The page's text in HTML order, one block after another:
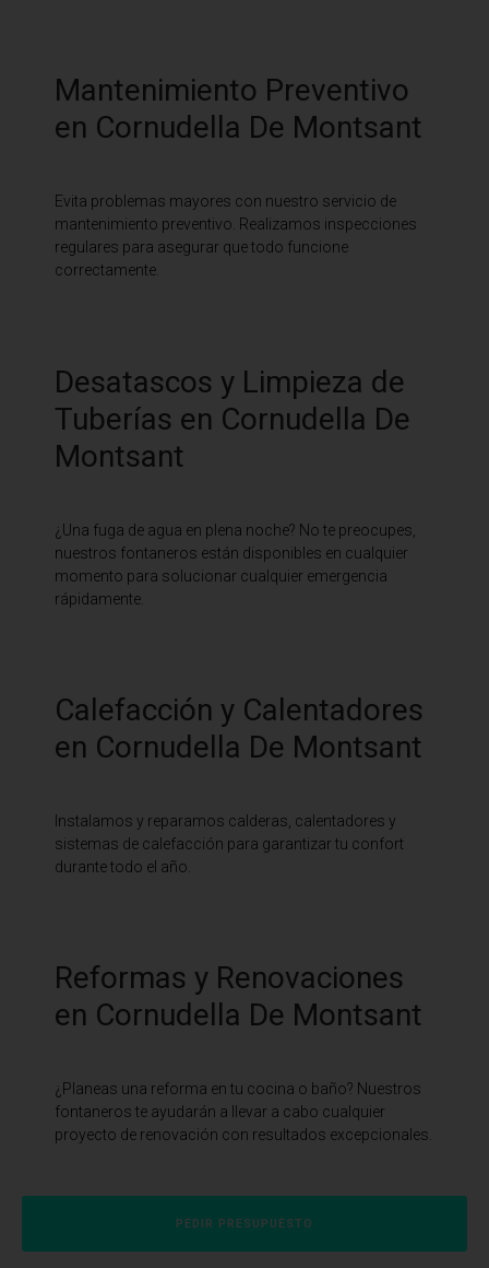
Mantenimiento Preventivo
en Cornudella De Montsant
Evita problemas mayores con nuestro servicio de
mantenimiento preventivo. Realizamos inspecciones
regulares para asegurar que todo funcione
correctamente.
Desatascos y Limpieza de
Tuberías en Cornudella De
Montsant
¿Una fuga de agua en plena noche? No te preocupes,
nuestros fontaneros están disponibles en cualquier
momento para solucionar cualquier emergencia
rápidamente.
Calefacción y Calentadores
en Cornudella De Montsant
Instalamos y reparamos calderas, calentadores y
sistemas de calefacción para garantizar tu confort
durante todo el año.
Reformas y Renovaciones
en Cornudella De Montsant
¿Planeas una reforma en tu cocina o baño? Nuestros
fontaneros te ayudarán a llevar a cabo cualquier
proyecto de renovación con resultados excepcionales.
PEDIR PRESUPUESTO